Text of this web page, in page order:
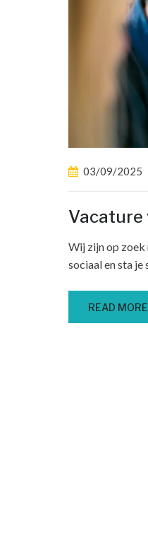
03/09/2025
Vacature
Wij zijn op zoek
sociaal en sta je
READ MORE